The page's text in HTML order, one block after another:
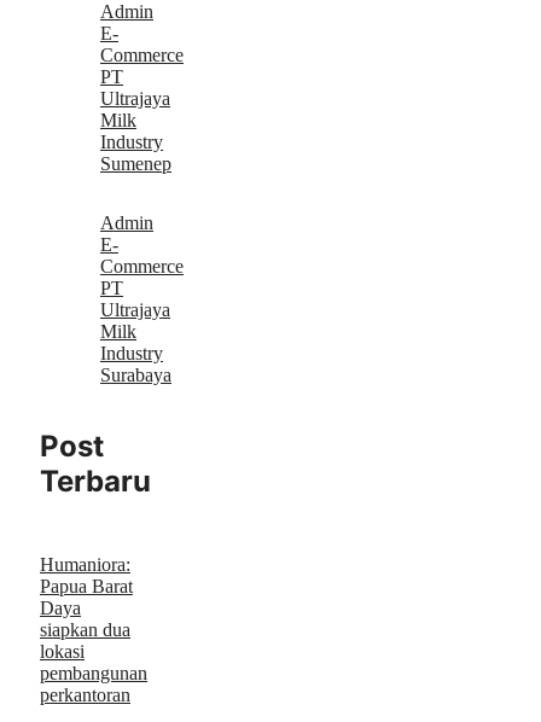
Admin
E-
Commerce
PT
Ultrajaya
Milk
Industry
Sumenep
Admin
E-
Commerce
PT
Ultrajaya
Milk
Industry
Surabaya
Post
Terbaru
Humaniora:
Papua Barat
Daya
siapkan dua
lokasi
pembangunan
perkantoran